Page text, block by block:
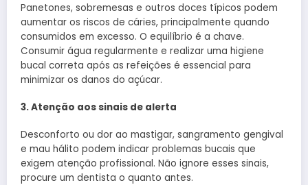
Panetones, sobremesas e outros doces típicos podem
aumentar os riscos de cáries, principalmente quando
consumidos em excesso. O equilíbrio é a chave.
Consumir água regularmente e realizar uma higiene
bucal correta após as refeições é essencial para
minimizar os danos do açúcar.
3. Atenção aos sinais de alerta
Desconforto ou dor ao mastigar, sangramento gengival
e mau hálito podem indicar problemas bucais que
exigem atenção profissional. Não ignore esses sinais,
procure um dentista o quanto antes.